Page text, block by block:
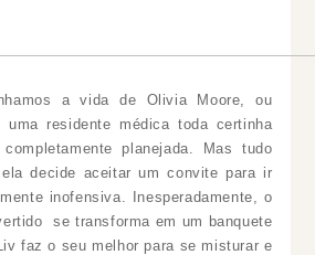
a vida de Olivia Moore, ou
residente médica toda certinha
planejada. Mas tudo
decide aceitar um convite para ir
inofensiva. Inesperadamente, o
se transforma em um banquete
faz o seu melhor para se misturar e